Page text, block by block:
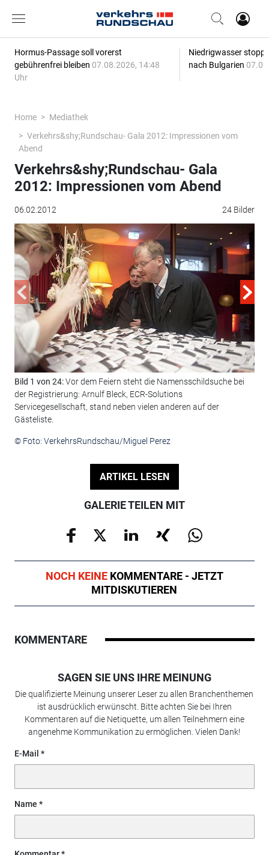
Hormus-Passage soll vorerst
gebührenfrei bleiben 07.08.2026, 14:48
Uhr
Niedrigwasser
nach Bulgarien
Home
Mediathek
Verkehrs&shy;Rundschau- Gala 2012: Impressionen vom
Abend
06.02.2012 24 Bilder
Verkehrs&shy;Rundschau- Gala
2012: Impressionen vom Abend
Bild 1 von 24:Vor dem Feiern steht die Namensschildsuche bei
der Registrierung: Arnulf Bleck, ECR-Solutions
Servicegesellschaft, stand neben vielen anderen auf der
Gästeliste.
© Foto: VerkehrsRundschau/Miguel Perez
ARTIKEL LESEN
GALERIE TEILEN MIT
NOCH KEINE KOMMENTARE - JETZT
MITDISKUTIEREN
KOMMENTARE
SAGEN SIE UNS IHRE MEINUNG
Die qualifizierte Meinung unserer Leser zu allen Branchenthemen
ist ausdrücklich erwünscht. Bitte achten Sie bei Ihren
Kommentaren auf die Netiquette, um allen Teilnehmern eine
angenehme Kommunikation zu ermöglichen. Vielen Dank!
E-Mail
Name